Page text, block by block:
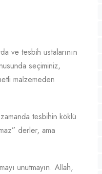
ve tesbih ustalarının
seçiminiz,
malzemeden
tesbihin köklü
derler, ama
unutmayın. Allah,